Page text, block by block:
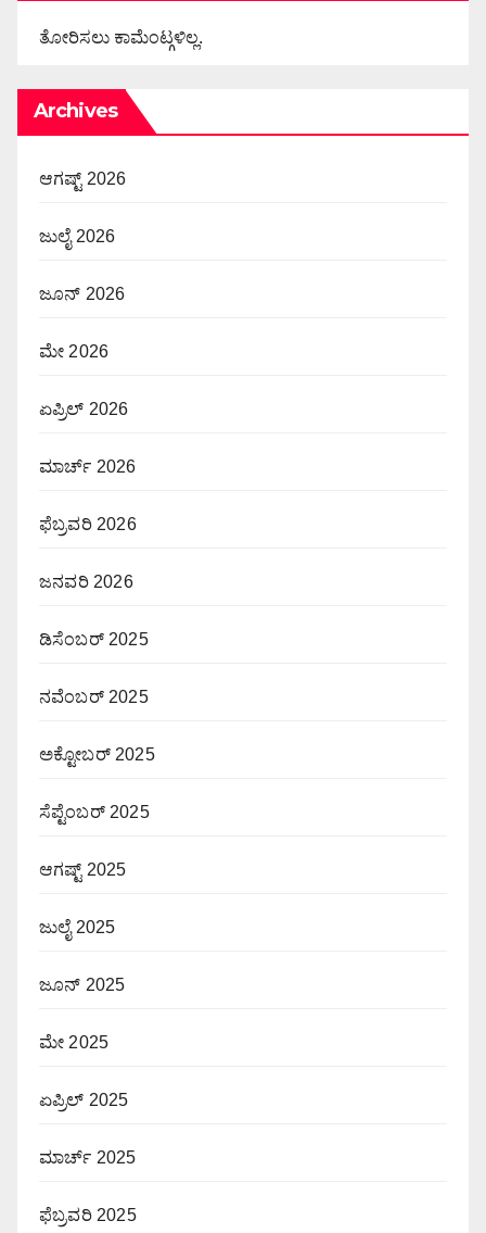
ತೋರಿಸಲು ಕಾಮೆಂಟ್ಗಳಿಲ್ಲ.
Archives
ಆಗಷ್ಟ್ 2026
ಜುಲೈ 2026
ಜೂನ್ 2026
ಮೇ 2026
ಏಪ್ರಿಲ್ 2026
ಮಾರ್ಚ್ 2026
ಫೆಬ್ರವರಿ 2026
ಜನವರಿ 2026
ಡಿಸೆಂಬರ್ 2025
ನವೆಂಬರ್ 2025
ಅಕ್ಟೋಬರ್ 2025
ಸೆಪ್ಟೆಂಬರ್ 2025
ಆಗಷ್ಟ್ 2025
ಜುಲೈ 2025
ಜೂನ್ 2025
ಮೇ 2025
ಏಪ್ರಿಲ್ 2025
ಮಾರ್ಚ್ 2025
ಫೆಬ್ರವರಿ 2025